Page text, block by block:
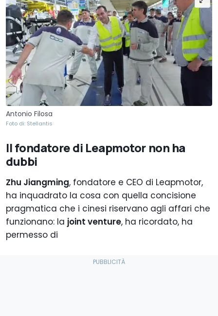
Antonio Filosa
Foto di: Stellantis
Il fondatore di Leapmotor non ha
dubbi
Zhu Jiangming, fondatore e CEO di Leapmotor,
ha inquadrato la cosa con quella concisione
pragmatica che i cinesi riservano agli affari che
funzionano: la joint venture, ha ricordato, ha
permesso di